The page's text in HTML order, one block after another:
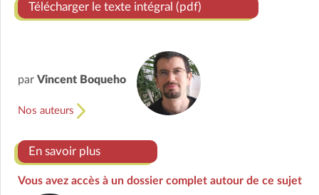
Télécharger le texte intégral (pdf)
par Vincent Boqueho
Nos auteurs
En savoir plus
Vous avez accès à un dossier complet autour de ce sujet